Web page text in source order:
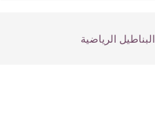
البناطيل الرياضية